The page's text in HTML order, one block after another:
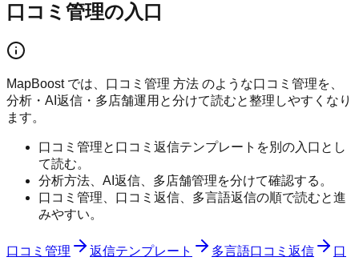
口コミ管理の入口
MapBoost では、口コミ管理 方法 のような口コミ管理を、
分析・AI返信・多店舗運用と分けて読むと整理しやすくなり
ます。
口コミ管理と口コミ返信テンプレートを別の入口とし
て読む。
分析方法、AI返信、多店舗管理を分けて確認する。
口コミ管理、口コミ返信、多言語返信の順で読むと進
みやすい。
口コミ管理 返信テンプレート 多言語口コミ返信
口